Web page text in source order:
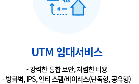
UTM 임대서비스
- 강력한 통합 보안, 저렴한 비용
- 방화벽, IPS, 안티 스팸/바이러스(단독형, 공유형)